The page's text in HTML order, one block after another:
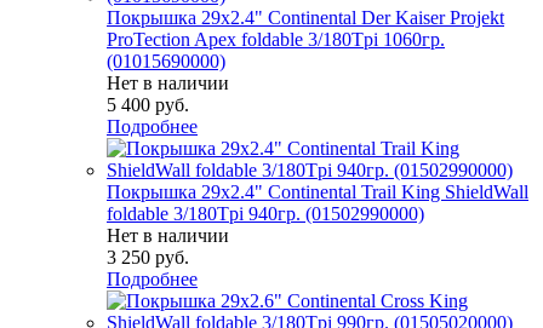
Покрышка 29x2.4" Continental Der Kaiser Projekt
ProTection Apex foldable 3/180Tpi 1060гр.
(01015690000)
Нет в наличии
5 400 руб.
Подробнее
Покрышка 29x2.4" Continental Trail King ShieldWall
foldable 3/180Tpi 940гр. (01502990000)
Нет в наличии
3 250 руб.
Подробнее